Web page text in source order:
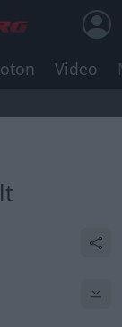
Video